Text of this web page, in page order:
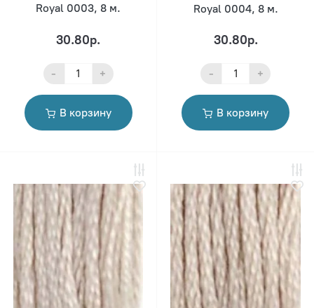
Royal 0003, 8 м.
30.80р.
- +
В корзину
Royal 0004, 8 м.
30.80р.
- +
В корзину